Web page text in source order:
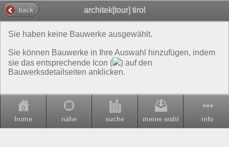
back architek[tour] tirol
Sie haben keine Bauwerke ausgewählt.
Sie können Bauwerke in Ihre Auswahl hinzufügen, indem
sie das entsprechende Icon (
) auf den
Bauwerksdetailseiten anklicken.
home nähe suche meine wahl info